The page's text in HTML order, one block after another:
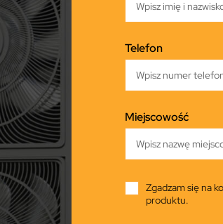
Telefon
Miejscowość
Zgadzam się na
produktu.